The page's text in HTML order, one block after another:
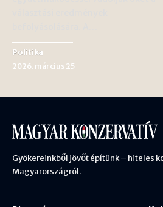
Politika
2026. március 25
Gyökereinkből jövőt építünk – hiteles
Magyarországról.